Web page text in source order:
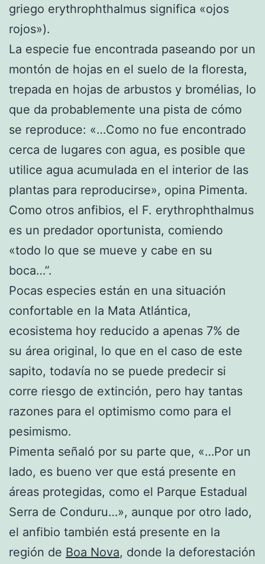
griego erythrophthalmus significa «ojos
rojos»).
La especie fue encontrada paseando por un
montón de hojas en el suelo de la floresta,
trepada en hojas de arbustos y bromélias, lo
que da probablemente una pista de cómo
se reproduce: «…Como no fue encontrado
cerca de lugares con agua, es posible que
utilice agua acumulada en el interior de las
plantas para reproducirse», opina Pimenta.
Como otros anfibios, el F. erythrophthalmus
es un predador oportunista, comiendo
«todo lo que se mueve y cabe en su
boca…”.
Pocas especies están en una situación
confortable en la Mata Atlántica,
ecosistema hoy reducido a apenas 7% de
su área original, lo que en el caso de este
sapito, todavía no se puede predecir si
corre riesgo de extinción, pero hay tantas
razones para el optimismo como para el
pesimismo.
Pimenta señaló por su parte que, «…Por un
lado, es bueno ver que está presente en
áreas protegidas, como el Parque Estadual
Serra de Conduru…», aunque por otro lado,
el anfibio también está presente en la
región de Boa Nova, donde la deforestación